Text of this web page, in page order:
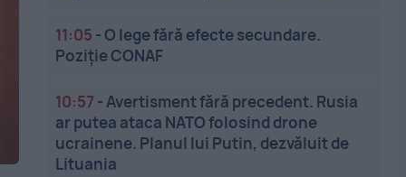
11:05 -O lege fără efecte secundare.
Poziție CONAF
10:57 -Avertisment fără precedent. Rusia
ar putea ataca NATO folosind drone
ucrainene. Planul lui Putin, dezvăluit de
Lituania